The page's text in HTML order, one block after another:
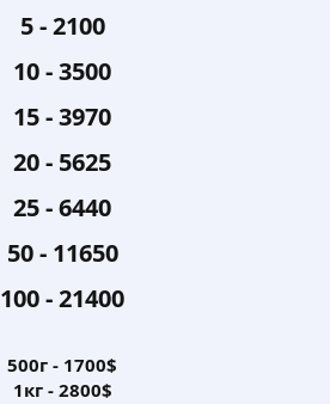
5 - 2100​
10 - 3500​
15 - 3970​
20 - 5625​
25 - 6440​
50 - 11650​
100 - 21400​
500г - 1700$
1кг - 2800$